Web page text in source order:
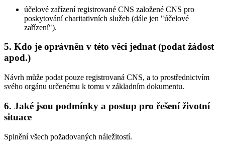
účelové zařízení registrované CNS založené CNS pro
poskytování charitativních služeb (dále jen "účelové
zařízení").
5. Kdo je oprávněn v této věci jednat (podat žádost
apod.)
Návrh může podat pouze registrovaná CNS, a to prostřednictvím
svého orgánu určenému k tomu v základním dokumentu.
6. Jaké jsou podmínky a postup pro řešení životní
situace
Splnění všech požadovaných náležitostí.